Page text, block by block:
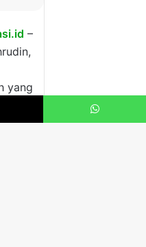
WhatsApp